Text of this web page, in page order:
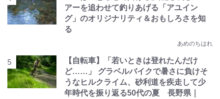
アーを追わせて釣りあげる「アユイン
グ」のオリジナリティ＆おもしろさを知
る
あめのちはれ
【自転車】「若いときは登れたんだけ
ど……」 グラベルバイクで暑さに負けそ
うなヒルクライム、砂利道を疾走して少
年時代を振り返る50代の夏 長野県｜